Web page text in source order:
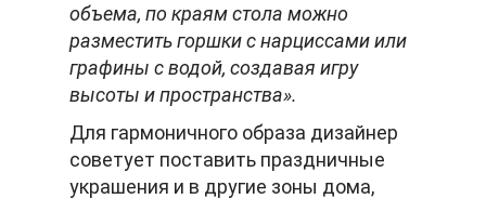
объема, по краям стола можно
разместить горшки с нарциссами или
графины с водой, создавая игру
высоты и пространства».
Для гармоничного образа дизайнер
советует поставить праздничные
украшения и в другие зоны дома,